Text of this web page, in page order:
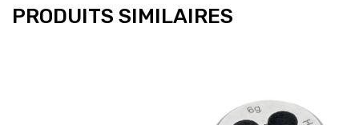
PRODUITS SIMILAIRES